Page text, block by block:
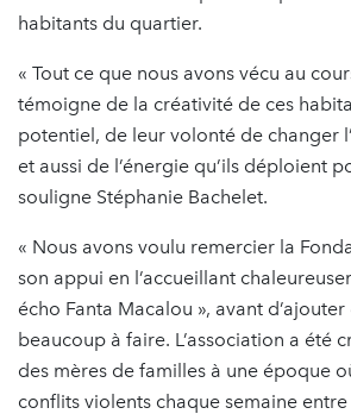
habitants du quartier.
« Tout ce que nous avons vécu au
témoigne de la créativité de ces
potentiel, de leur volonté de changer
et aussi de l’énergie qu’ils déploient
souligne Stéphanie Bachelet.
« Nous avons voulu remercier la
son appui en l’accueillant
écho Fanta Macalou », avant d’ajouter
beaucoup à faire. L’association a été
des mères de familles à une époque
conflits violents chaque semaine